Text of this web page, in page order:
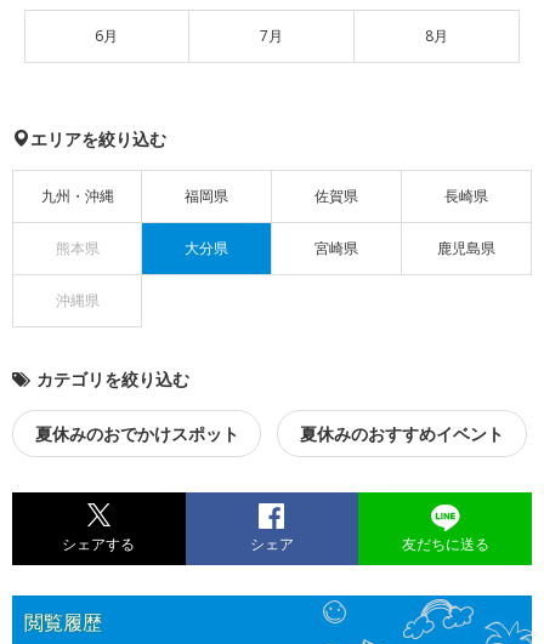
6月 7月 8月
エリアを絞り込む
九州・沖縄 福岡県 佐賀県 長崎県
熊本県 大分県 宮崎県 鹿児島県
沖縄県
カテゴリを絞り込む
夏休みのおでかけスポット 夏休みのおすすめイベント
シェアする シェア 友だちに送る
閲覧履歴